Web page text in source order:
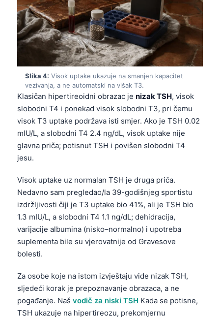
Slika 4: Visok uptake ukazuje na smanjen kapacitet
vezivanja, a ne automatski na višak T3.
Klasičan hipertireoidni obrazac je nizak TSH, visok
slobodni T4 i ponekad visok slobodni T3, pri čemu
visok T3 uptake podržava isti smjer. Ako je TSH 0.02
mIU/L, a slobodni T4 2.4 ng/dL, visok uptake nije
glavna priča; potisnut TSH i povišen slobodni T4
jesu.
Visok uptake uz normalan TSH je druga priča.
Nedavno sam pregledao/la 39-godišnjeg sportistu
izdržljivosti čiji je T3 uptake bio 41%, ali je TSH bio
1.3 mIU/L, a slobodni T4 1.1 ng/dL; dehidracija,
varijacije albumina (nisko–normalno) i upotreba
suplementa bile su vjerovatnije od Gravesove
bolesti.
Za osobe koje na istom izvještaju vide nizak TSH,
sljedeći korak je prepoznavanje obrazaca, a ne
pogađanje. Naš vodič za niski TSH Kada se potisne,
TSH ukazuje na hipertireozu, prekomjernu